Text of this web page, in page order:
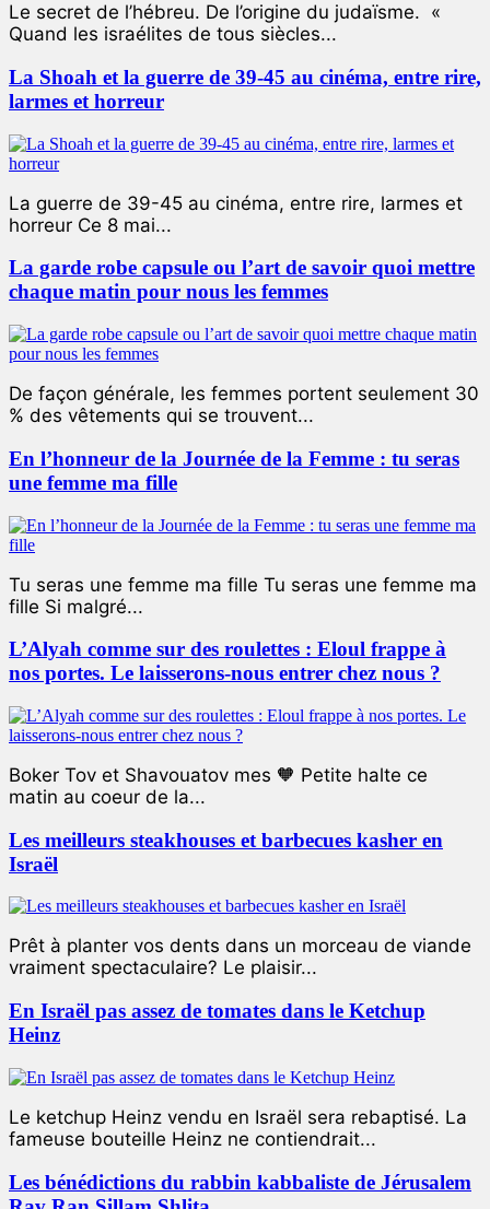
Le secret de l’hébreu. De l’origine du judaïsme. «
Quand les israélites de tous siècles...
La Shoah et la guerre de 39-45 au cinéma, entre rire,
larmes et horreur
La guerre de 39-45 au cinéma, entre rire, larmes et
horreur Ce 8 mai...
La garde robe capsule ou l’art de savoir quoi mettre
chaque matin pour nous les femmes
De façon générale, les femmes portent seulement 30
% des vêtements qui se trouvent...
En l’honneur de la Journée de la Femme : tu seras
une femme ma fille
Tu seras une femme ma fille Tu seras une femme ma
fille Si malgré...
L’Alyah comme sur des roulettes : Eloul frappe à
nos portes. Le laisserons-nous entrer chez nous ?
Boker Tov et Shavouatov mes 🧡 Petite halte ce
matin au coeur de la...
Les meilleurs steakhouses et barbecues kasher en
Israël
Prêt à planter vos dents dans un morceau de viande
vraiment spectaculaire? Le plaisir...
En Israël pas assez de tomates dans le Ketchup
Heinz
Le ketchup Heinz vendu en Israël sera rebaptisé. La
fameuse bouteille Heinz ne contiendrait...
Les bénédictions du rabbin kabbaliste de Jérusalem